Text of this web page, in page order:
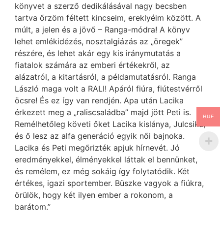
könyvet a szerző dedikálásával nagy becsben
tartva őrzöm féltett kincseim, ereklyéim között. A
múlt, a jelen és a jövő – Ranga-módra! A könyv
lehet emlékidézés, nosztalgiázás az „öregek”
részére, és lehet akár egy kis iránymutatás a
fiatalok számára az emberi értékekről, az
alázatról, a kitartásról, a példamutatásról. Ranga
László maga volt a RALI! Apáról fiúra, fiútestvérről
öcsre! És ez így van rendjén. Apa után Lacika
érkezett meg a „raliscsaládba” majd jött Peti is.
Remélhetőleg követi őket Lacika kislánya, Julcsika,
és ő lesz az alfa generáció egyik női bajnoka.
Lacika és Peti megőrizték apjuk hírnevét. Jó
eredményekkel, élményekkel láttak el bennünket,
és remélem, ez még sokáig így folytatódik. Két
értékes, igazi sportember. Büszke vagyok a fiúkra,
örülök, hogy két ilyen ember a rokonom, a
barátom.”
HUF